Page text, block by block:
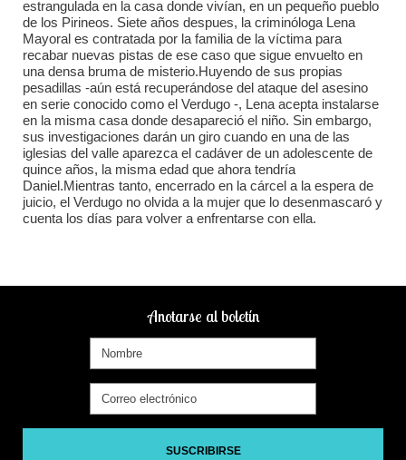
estrangulada en la casa donde vivían, en un pequeño pueblo
de los Pirineos. Siete años despues, la criminóloga Lena
Mayoral es contratada por la familia de la víctima para
recabar nuevas pistas de ese caso que sigue envuelto en
una densa bruma de misterio.Huyendo de sus propias
pesadillas -aún está recuperándose del ataque del asesino
en serie conocido como el Verdugo -, Lena acepta instalarse
en la misma casa donde desapareció el niño. Sin embargo,
sus investigaciones darán un giro cuando en una de las
iglesias del valle aparezca el cadáver de un adolescente de
quince años, la misma edad que ahora tendría
Daniel.Mientras tanto, encerrado en la cárcel a la espera de
juicio, el Verdugo no olvida a la mujer que lo desenmascaró y
cuenta los días para volver a enfrentarse con ella.
Anotarse al boletín
SUSCRIBIRSE